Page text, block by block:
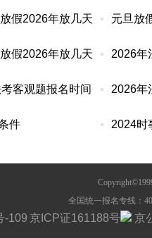
假2026年放几天 元旦放
假2026年放几天
客观题报名时间 2026年
件 2024时
全国统一报名专线：
-109 京ICP证161188号 京